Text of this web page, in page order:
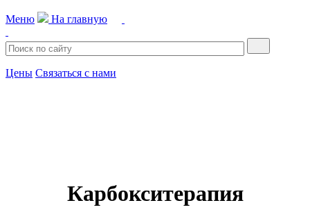
Меню На главную
Цены Связаться с нами
Карбокситерапия